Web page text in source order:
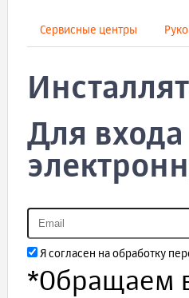
Сервисные центры
Для
Я согласен на обработку
*Обращаем